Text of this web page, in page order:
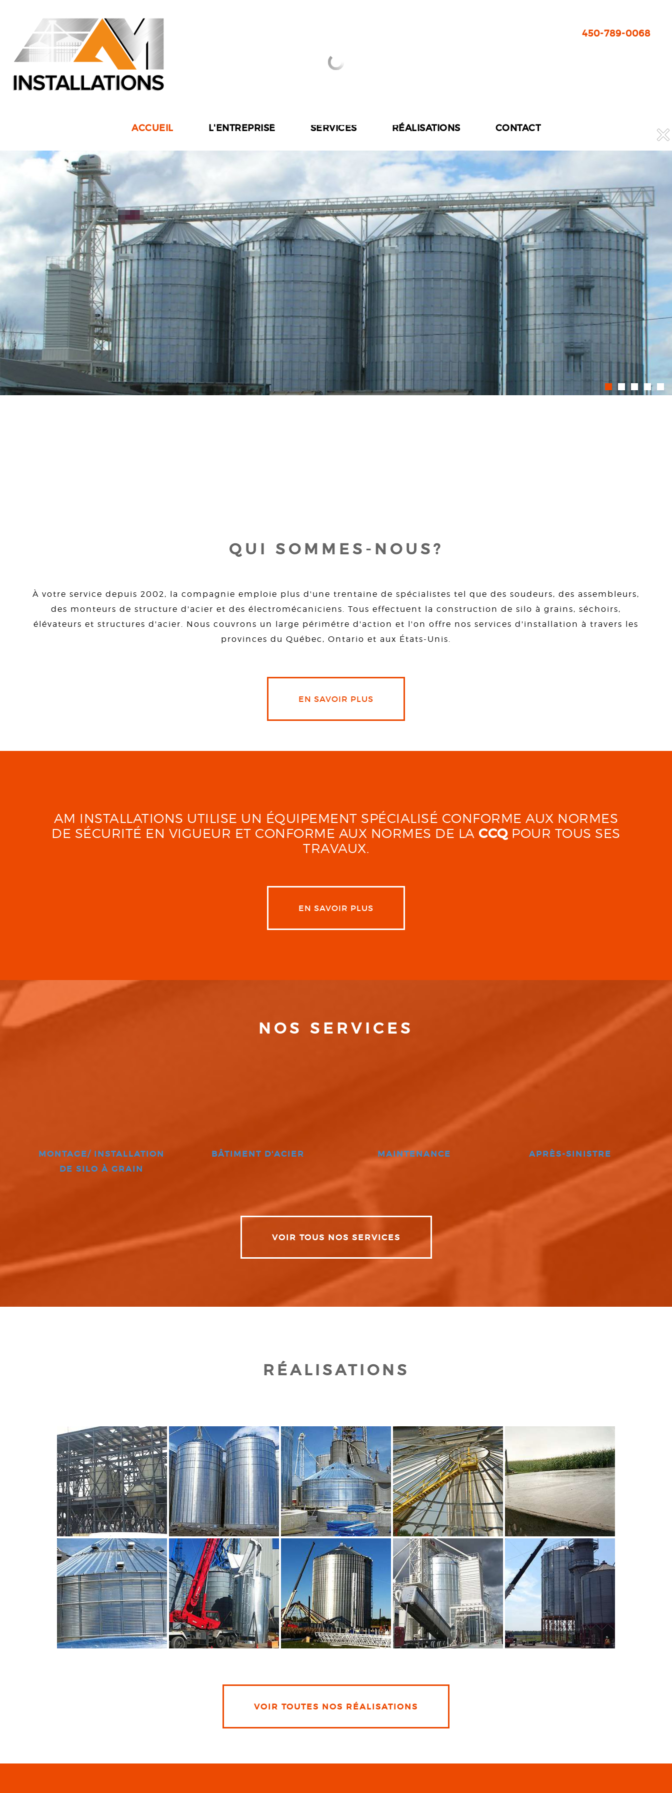
450-789-0068
ACCUEIL L'ENTREPRISE SERVICES RÉALISATIONS CONTACT
QUI SOMMES-NOUS?
À votre service depuis 2002, la compagnie emploie plus d'une trentaine de spécialistes tel que des soudeurs, des assembleurs,
des monteurs de structure d'acier et des électromécaniciens. Tous effectuent la construction de silo à grains, séchoirs,
élévateurs et structures d'acier. Nous couvrons un large périmétre d'action et l'on offre nos services d'installation à travers les
provinces du Québec, Ontario et aux États-Unis.
EN SAVOIR PLUS
AM INSTALLATIONS UTILISE UN ÉQUIPEMENT SPÉCIALISÉ CONFORME AUX NORMES
DE SÉCURITÉ EN VIGUEUR ET CONFORME AUX NORMES DE LA CCQPOUR TOUS SES
TRAVAUX.
EN SAVOIR PLUS
NOS SERVICES
MONTAGE/ INSTALLATION
DE SILO À GRAIN
BÂTIMENT D'ACIER MAINTENANCE APRÈS-SINISTRE
VOIR TOUS NOS SERVICES
RÉALISATIONS
CLIQUEZ POUR AGRANDIR CLIQUEZ POUR AGRANDIR CLIQUEZ POUR AGRANDIR CLIQUEZ POUR AGRANDIR CLIQUEZ POUR AGRANDIR
VOIR TOUTES NOS RÉALISATIONS